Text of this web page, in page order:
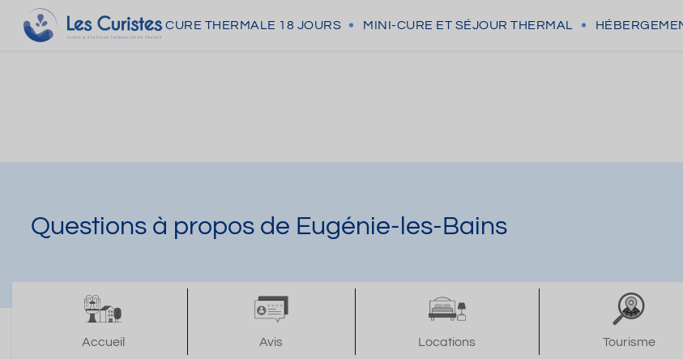
CURE THERMALE 18 JOURS MINI-CURE ET SÉJOUR THERMAL
Questions à propos de Eugénie-les-Bains
Accueil Avis Locations Tourisme